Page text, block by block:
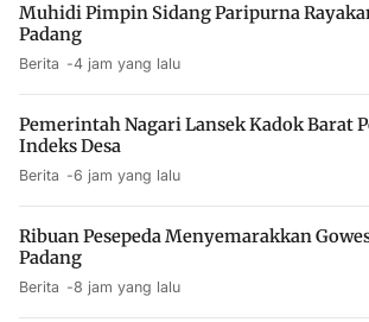
Muhidi Pimpin Sidang Paripurna
Padang
Berita 4 jam yang lalu
Pemerintah Nagari Lansek Kadok Barat
Indeks Desa
Berita 6 jam yang lalu
Ribuan Pesepeda Menyemarakkan
Padang
Berita 8 jam yang lalu